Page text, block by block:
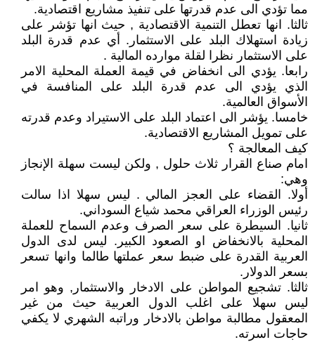
مما تؤدي الى عدم قدرتها على تنفيذ مشاريع اقتصادية.
ثالثا. انها تعطل التنمية الاقتصادية , حيث انها تؤشر على
زيادة استهلاك البلد على الاستثمار. أي عدم قدرة البلد
على الاستثمار نظرا لقلة موارده المالية .
رابعا. يؤدي الى انخفاض في قيمة العملة المحلية الامر
الذي يؤدي الى عدم قدرة البلد على المنافسة في
الأسواق العالمية.
خامسا. يؤشر الى اعتماد البلد على الاستيراد وعدم قدرته
على تمويل المشاريع الاقتصادية.
كيف المعالجة ؟
امام صناع القرار ثلاث حلول , ولكن ليست سهلة الإنجاز
وهي:
أولا. القضاء على العجز المالي . ليس سهلا اذا سالت
رئيس الوزراء العراقي محمد شياع السوداني.
ثانيا. السيطرة على سعر الصرف وعدم السماح للعملة
المحلية بالانخفاض او الصعود الكبير. ليس لدى الدول
العربية القدرة على ضبط سعر عملتها طالما وانها تسعر
بسعر الدولار.
ثالثا. تشجيع المواطن على الادخار والاستثمار, وهو امر
ليس سهلا على اغلب الدول العربية حيث من غير
المعقول مطالبة مواطن بالادخار وراتبه الشهري لا يكفي
حاجات اسرته.